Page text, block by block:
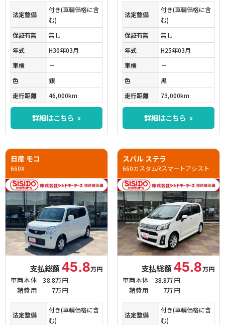
法定整備
付き(車輌価格に含
む)
保証有無
無し
年式
H30年03月
車検
－
色
銀
走行距離
46,000km
詳細はこちら
法定整備
付き(車輌価格に含
む)
保証有無
無し
年式
H25年03月
車検
－
色
黒
走行距離
73,000km
詳細はこちら
日産 モコ
660X
支払総額45.8万円
車両本体
38.8万円
諸費用
7万円
法定整備
付き(車輌価格に含
む)
スバル ステラ
660カスタムRスマートアシスト
支払総額45.8万円
車両本体
38.8万円
諸費用
7万円
法定整備
付き(車輌価格に含
む)